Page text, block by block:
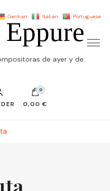
de ayer y de
0
0,00 €
German Italian Portuguese